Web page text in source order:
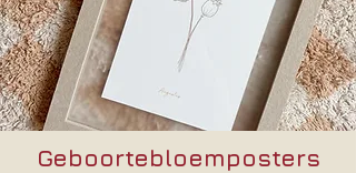
Geboortebloemposters